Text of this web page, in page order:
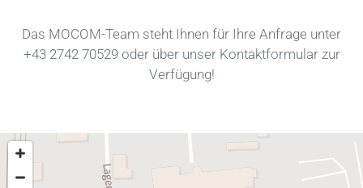
Das MOCOM-Team steht Ihnen für Ihre Anfrage unter
+43 2742 70529oder über unser Kontaktformular zur
Verfügung!